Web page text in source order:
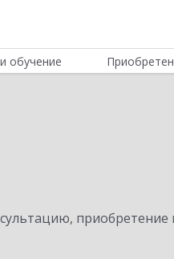
обучение
приобретение